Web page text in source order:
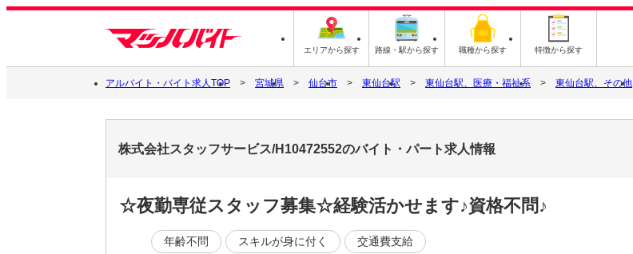
エリアから探す 路線・駅から探す 職種から探す 特徴から探す
アルバイト・バイト求人TOP 宮城県 仙台市 東仙台駅 東仙台駅、医療・福祉系 東仙台駅、その他
株式会社スタッフサービス/H10472552のバイト・パート求人情報
☆夜勤専従スタッフ募集☆経験活かせます♪資格不問♪
年齢不問 スキルが身に付く 交通費支給